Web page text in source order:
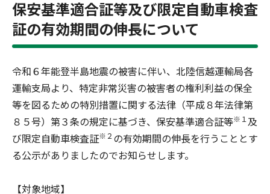
保安基準適合証等及び限定自動車検査
証の有効期間の伸長について
令和６年能登半島地震の被害に伴い、北陸信越運輸局各
運輸支局より、特定非常災害の被害者の権利利益の保全
等を図るための特別措置に関する法律（平成８年法律第
８５号）第３条の規定に基づき、保安基準適合証等※１ 及
び限定自動車検査証※２ の有効期間の伸長を行うこととす
る公示がありましたのでお知らせします。
【対象地域】